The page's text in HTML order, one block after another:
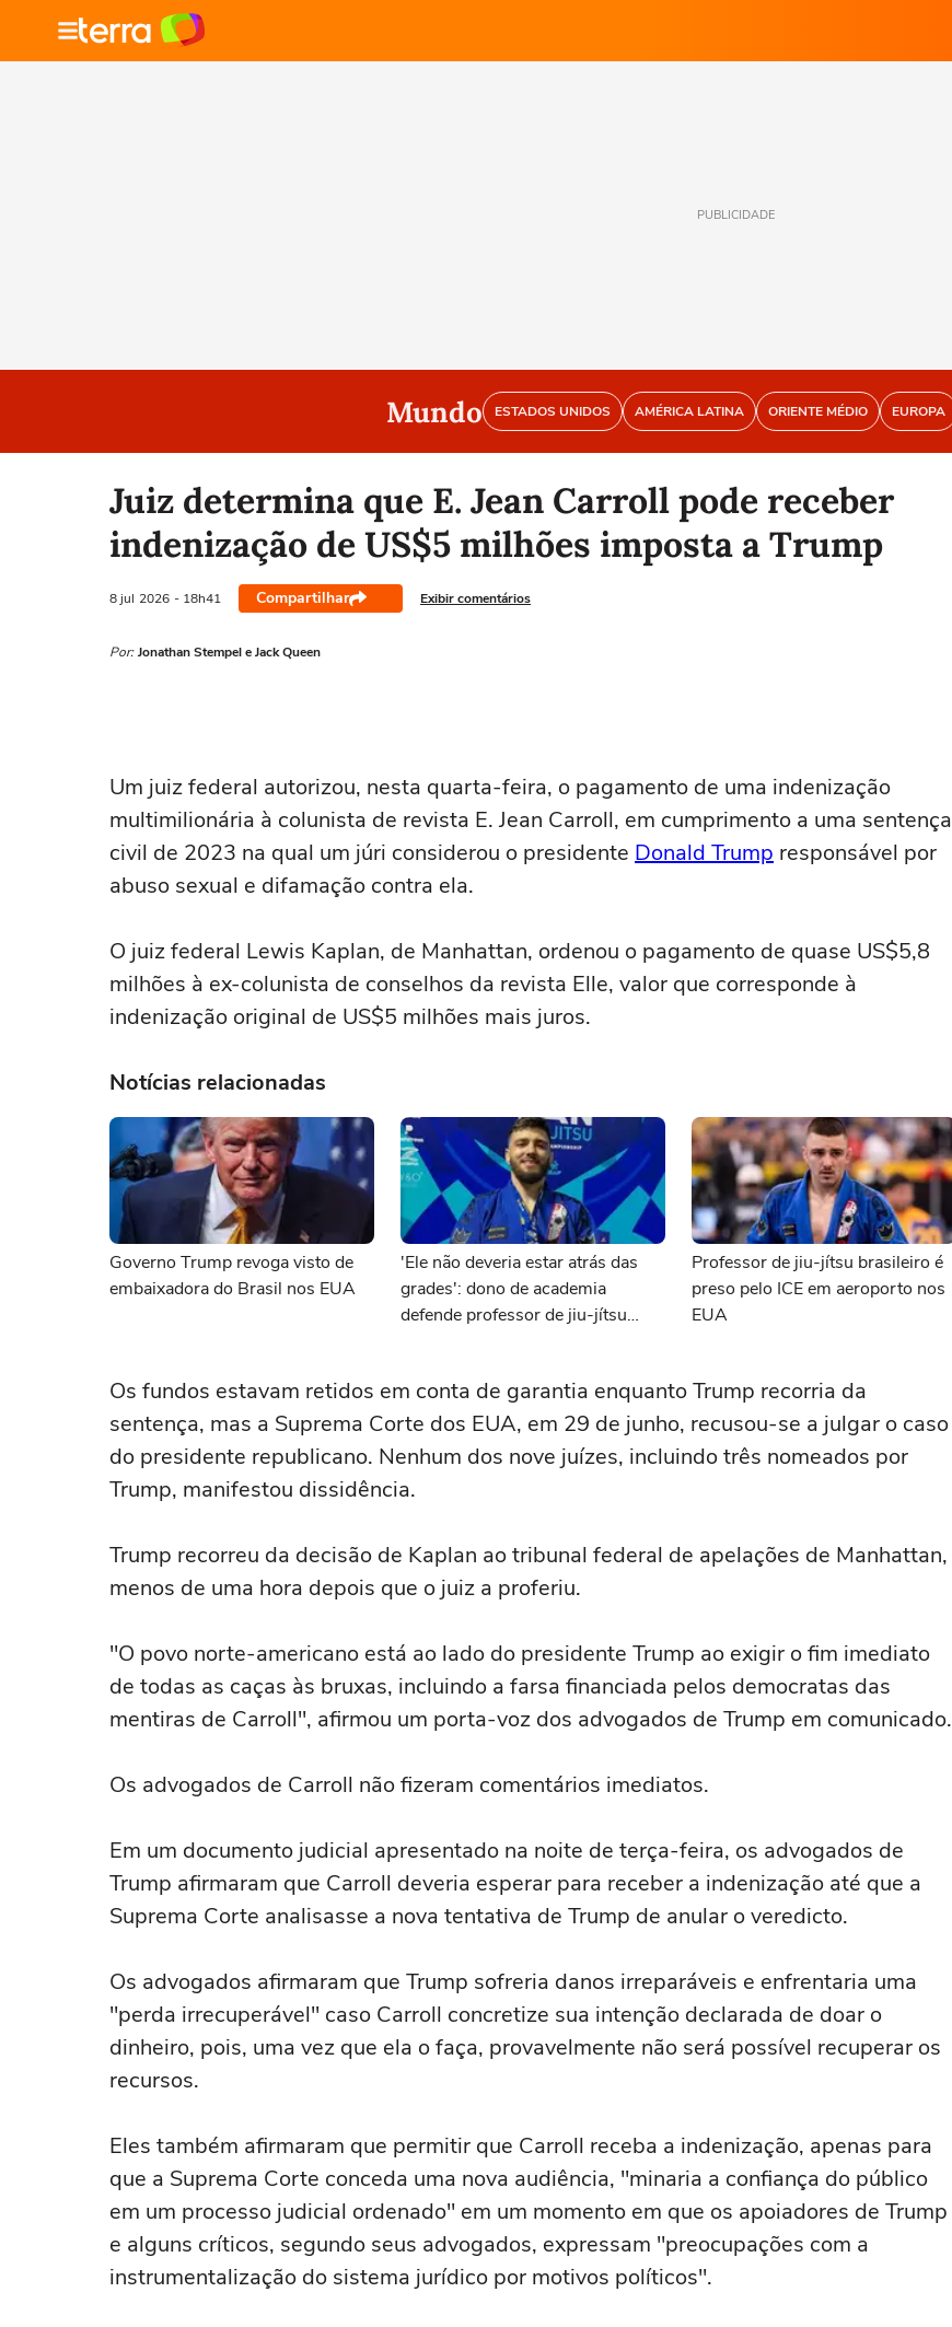
PUBLICIDADE
Mundo ESTADOS UNIDOS AMÉRICA LATINA ORIENTE MÉDIO EUROPA
Juiz determina que E. Jean Carroll pode receber
indenização de US$5 milhões imposta a Trump
8 jul 2026 - 18h41 Compartilhar Exibir comentários
Por: Jonathan Stempel e Jack Queen
Um juiz federal autorizou, nesta quarta-feira, o pagamento de uma indenização
multimilionária à colunista de revista E. Jean Carroll, em cumprimento a uma sentença
civil de 2023 na qual um júri considerou o presidente Donald Trump responsável por
⁠abuso sexual e difamação contra ela.
O juiz federal Lewis Kaplan, ‌de Manhattan, ordenou o pagamento de quase US$5,8
milhões à ex-colunista de conselhos da revista Elle, valor que corresponde ‌à
indenização original de US$5 milhões ‌mais juros.
Notícias relacionadas
Governo Trump revoga visto de
embaixadora do Brasil nos EUA
'Ele não deveria estar atrás das
grades': dono de academia
defende professor de jiu-jítsu
Professor de jiu-jítsu brasileiro é
preso pelo ICE em aeroporto nos
EUA
Os fundos estavam retidos em conta de ⁠garantia enquanto Trump recorria da
sentença, mas a Suprema Corte dos EUA, em 29 de junho, recusou-se a julgar o caso
do presidente republicano. Nenhum dos nove juízes, incluindo três nomeados por
Trump, manifestou dissidência.
Trump recorreu da decisão de Kaplan ‌ao tribunal federal de apelações de Manhattan,
menos de uma ‌hora depois que ⁠o juiz a ⁠proferiu.
"O povo norte-americano está ao lado do presidente Trump ao exigir o ⁠fim imediato
de todas ‌as caças às bruxas, ‌incluindo a farsa financiada pelos democratas das
mentiras de Carroll", afirmou um porta-voz dos advogados de Trump em comunicado.
Os advogados de Carroll não fizeram comentários imediatos.
Em um ⁠documento judicial apresentado na noite de terça-feira, os advogados de
Trump afirmaram que Carroll deveria esperar para receber a indenização até que a
Suprema Corte analisasse a nova tentativa de Trump de anular ‌o veredicto.
Os advogados afirmaram que Trump sofreria danos irreparáveis e enfrentaria uma
"perda irrecuperável" caso Carroll concretize sua intenção declarada de ⁠doar o
dinheiro, pois, uma vez que ela o faça, provavelmente não será possível recuperar os
recursos.
Eles também afirmaram que permitir que Carroll receba a indenização, apenas para
que a Suprema Corte conceda uma nova audiência, "minaria a confiança do público
em um processo judicial ordenado" em um momento em que os apoiadores de Trump
e alguns críticos, segundo seus advogados, expressam "preocupações com a
instrumentalização do sistema jurídico por motivos políticos".